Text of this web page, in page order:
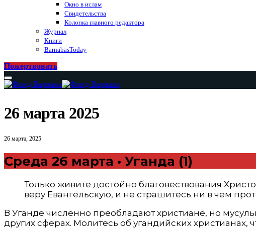
Окно в ислам
Свидетельства
Колонка главного редактора
Журнал
Книги
BarnabasToday
Пожертвовать
26 марта 2025
26 марта, 2025
Среда 26 марта • Уганда (1)
Только живите достойно благовествования
веру Евангельскую, и не страшитесь ни в чем
В Уганде численно преобладают христиане, но
других сферах. Молитесь об угандийских